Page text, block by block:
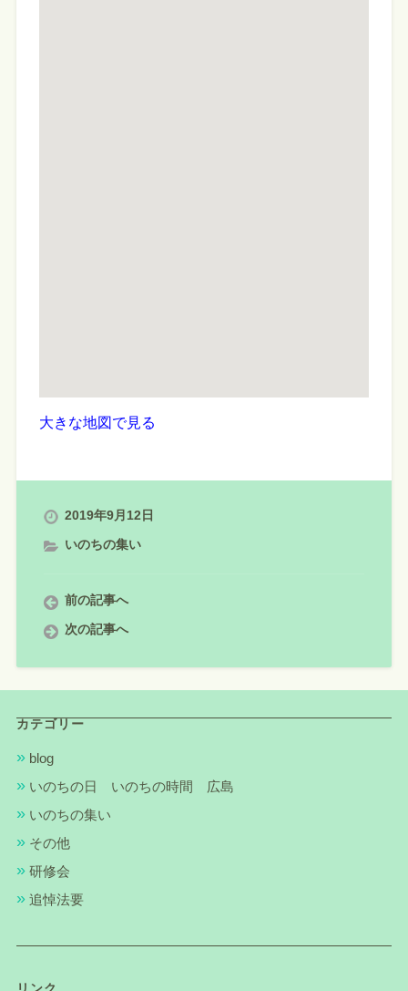
大きな地図で見る
2019年9月12日
いのちの集い
前の記事へ
次の記事へ
カテゴリー
blog
いのちの日 いのちの時間 広島
いのちの集い
その他
研修会
追悼法要